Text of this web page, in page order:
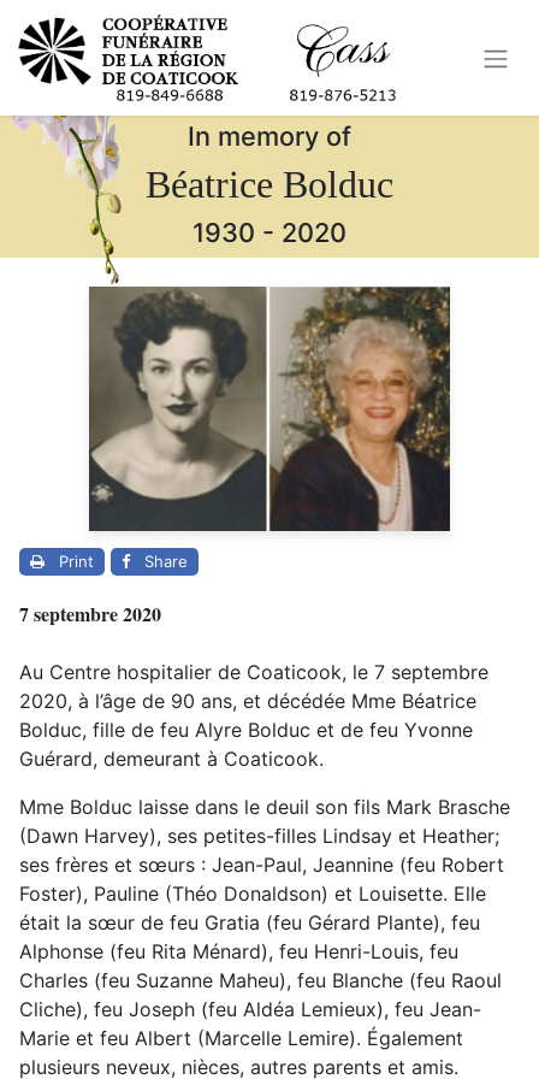
In memory of
Béatrice Bolduc
1930 - 2020
Print Share
7 septembre 2020
Au Centre hospitalier de Coaticook, le 7 septembre
2020, à l’âge de 90 ans, et décédée Mme Béatrice
Bolduc, fille de feu Alyre Bolduc et de feu Yvonne
Guérard, demeurant à Coaticook.
Mme Bolduc laisse dans le deuil son fils Mark Brasche
(Dawn Harvey), ses petites-filles Lindsay et Heather;
ses frères et sœurs : Jean-Paul, Jeannine (feu Robert
Foster), Pauline (Théo Donaldson) et Louisette. Elle
était la sœur de feu Gratia (feu Gérard Plante), feu
Alphonse (feu Rita Ménard), feu Henri-Louis, feu
Charles (feu Suzanne Maheu), feu Blanche (feu Raoul
Cliche), feu Joseph (feu Aldéa Lemieux), feu Jean-
Marie et feu Albert (Marcelle Lemire). Également
plusieurs neveux, nièces, autres parents et amis.